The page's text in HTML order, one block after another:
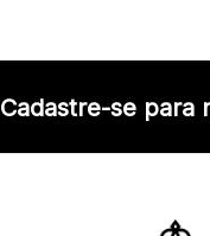
Cadastre-se para